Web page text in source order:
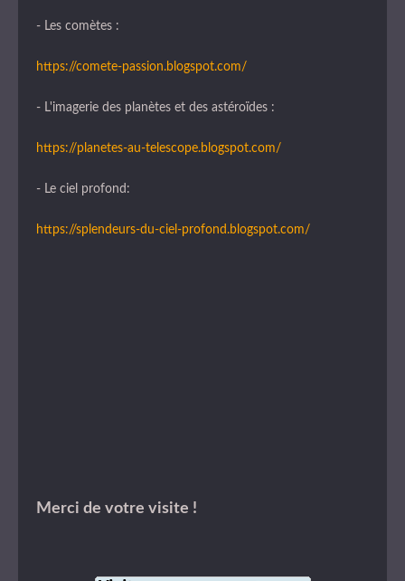
- Les comètes :
https://comete-passion.blogspot.com/
- L'imagerie des planètes et des astéroïdes :
https://planetes-au-telescope.blogspot.com/
- Le ciel profond:
https://splendeurs-du-ciel-profond.blogspot.com/
Merci de votre visite !